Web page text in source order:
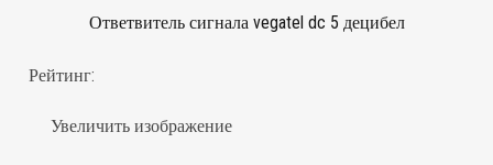
Ответвитель сигнала vegatel dc 5 децибел
Рейтинг:
Увеличить изображение